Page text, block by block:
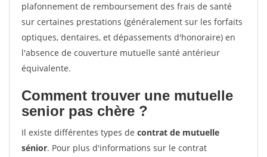
plafonnement de remboursement des frais de santé
sur certaines prestations (généralement sur les forfaits
optiques, dentaires, et dépassements d'honoraire) en
l'absence de couverture mutuelle santé antérieur
équivalente.
Comment trouver une mutuelle
senior pas chère ?
Il existe différentes types de contrat de mutuelle
sénior. Pour plus d'informations sur le contrat